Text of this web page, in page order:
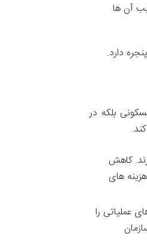
آن ها
پنجره دارد.
بلکه در
کند.
.کاهش
هزینه های
عملیاتی را